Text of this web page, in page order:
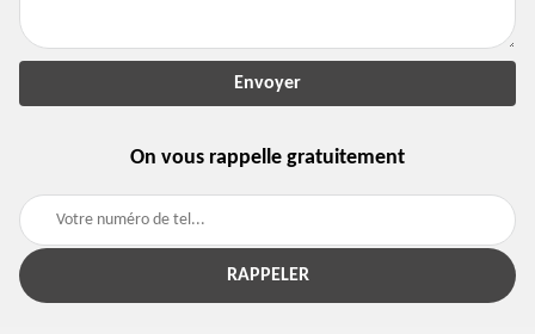
On vous rappelle gratuitement